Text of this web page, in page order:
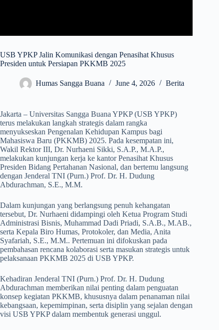
USB YPKP Jalin Komunikasi dengan Penasihat Khusus
Presiden untuk Persiapan PKKMB 2025
Humas Sangga Buana June 4, 2026 Berita
Jakarta – Universitas Sangga Buana YPKP (USB YPKP)
terus melakukan langkah strategis dalam rangka
menyukseskan Pengenalan Kehidupan Kampus bagi
Mahasiswa Baru (PKKMB) 2025. Pada kesempatan ini,
Wakil Rektor III, Dr. Nurhaeni Sikki, S.A.P., M.A.P.,
melakukan kunjungan kerja ke kantor Penasihat Khusus
Presiden Bidang Pertahanan Nasional, dan bertemu langsung
dengan Jenderal TNI (Purn.) Prof. Dr. H. Dudung
Abdurachman, S.E., M.M.
Dalam kunjungan yang berlangsung penuh kehangatan
tersebut, Dr. Nurhaeni didampingi oleh Ketua Program Studi
Administrasi Bisnis, Muhammad Dadi Priadi, S.A.B., M.AB.,
serta Kepala Biro Humas, Protokoler, dan Media, Anita
Syafariah, S.E., M.M.. Pertemuan ini difokuskan pada
pembahasan rencana kolaborasi serta masukan strategis untuk
pelaksanaan PKKMB 2025 di USB YPKP.
Kehadiran Jenderal TNI (Purn.) Prof. Dr. H. Dudung
Abdurachman memberikan nilai penting dalam penguatan
konsep kegiatan PKKMB, khususnya dalam penanaman nilai
kebangsaan, kepemimpinan, serta disiplin yang sejalan dengan
visi USB YPKP dalam membentuk generasi unggul.